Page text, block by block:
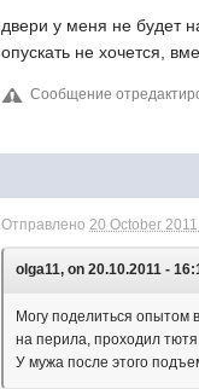
двери у меня не будет
опускать не хочется,
Сообщение
Отправлено20 October
olga11, on 20.10.2011 -
Могу поделиться опытом
на перила, проходил
У мужа после этого